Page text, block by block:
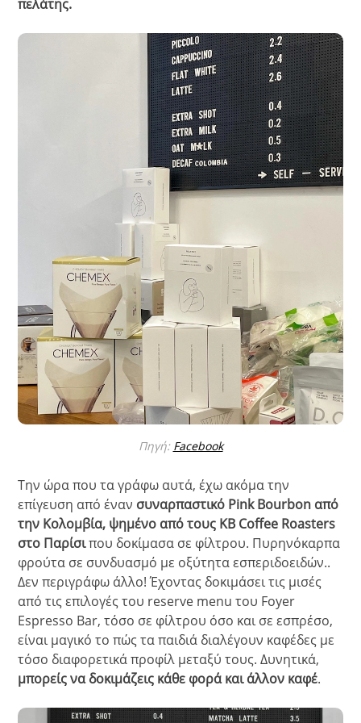
πελάτης.
Πηγή: Facebook
Την ώρα που τα γράφω αυτά, έχω ακόμα την
επίγευση από έναν συναρπαστικό Pink Bourbon από
την Κολομβία, ψημένο από τους KB Coffee Roasters
στο Παρίσιπου δοκίμασα σε φίλτρου. Πυρηνόκαρπα
φρούτα σε συνδυασμό με οξύτητα εσπεριδοειδών..
Δεν περιγράφω άλλο! Έχοντας δοκιμάσει τις μισές
από τις επιλογές του reserve menu του Foyer
Espresso Bar, τόσο σε φίλτρου όσο και σε εσπρέσο,
είναι μαγικό το πώς τα παιδιά διαλέγουν καφέδες με
τόσο διαφορετικά προφίλ μεταξύ τους. Δυνητικά,
μπορείς να δοκιμάζεις κάθε φορά και άλλον καφέ.